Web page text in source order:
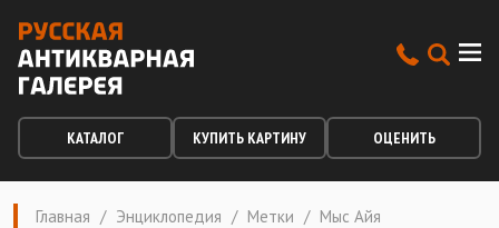
КАТАЛОГ КУПИТЬ КАРТИНУ ОЦЕНИТЬ
Главная / Энциклопедия / Метки / Мыс Айя